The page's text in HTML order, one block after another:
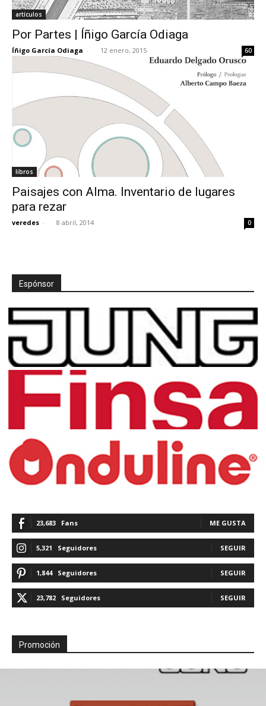
artículos
Por Partes | Íñigo García Odiaga
Íñigo García Odiaga - 12 enero, 2015 60
libros
Paisajes con Alma. Inventario de lugares
para rezar
veredes - 8 abril, 2014 0
Espónsor
23,683 Fans ME GUSTA
5,321 Seguidores SEGUIR
1,844 Seguidores SEGUIR
23,782 Seguidores SEGUIR
Promoción